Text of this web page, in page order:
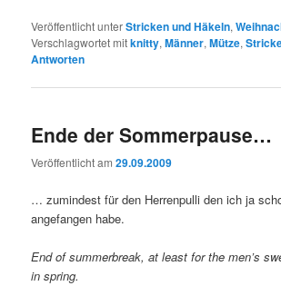
Veröffentlicht unterStricken und Häkeln,
Verschlagwortet mitknitty,Männer,Mütze,
Antworten
Ende der Sommerpause…
Veröffentlicht am29.09.2009
… zumindest für den Herrenpulli den ich ja
angefangen habe.
End of summerbreak, at least for the men’s
in spring.